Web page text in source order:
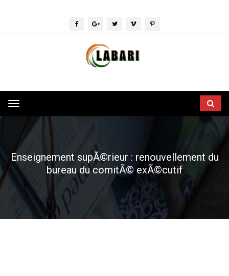
Toggle
navigation
Enseignement supÃ©rieur : renouvellement du
bureau du comitÃ© exÃ©cutif